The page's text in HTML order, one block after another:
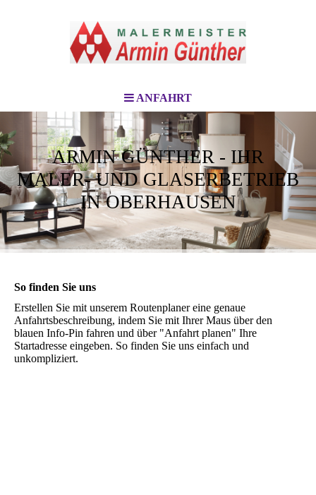
ANFAHRT
ARMIN GÜNTHER - IHR
MALER- UND GLASERBETRIEB
IN OBERHAUSEN
So finden Sie uns
Erstellen Sie mit unserem Routenplaner eine genaue
Anfahrtsbeschreibung, indem Sie mit Ihrer Maus über den
blauen Info-Pin fahren und über "Anfahrt planen" Ihre
Startadresse eingeben. So finden Sie uns einfach und
unkompliziert.